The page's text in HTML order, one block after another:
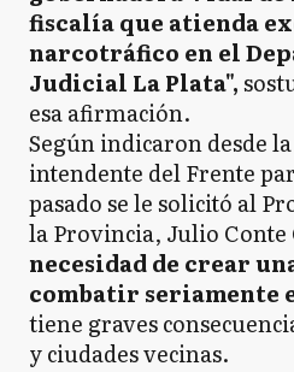
fiscalía que atienda
narcotráfico en el
Judicial La Plata",
esa afirmación.
Según indicaron desde
intendente del Frente
pasado se le solicitó al
la Provincia, Julio Conte
necesidad de crear
combatir seriamente
tiene graves
y ciudades vecinas.